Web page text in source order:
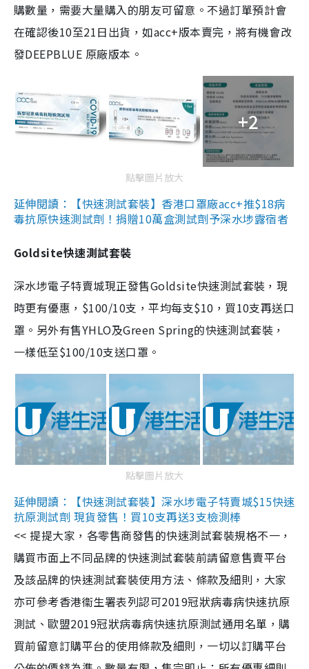
購數量，需要大量購入的朋友可留意。不過訂單預計會
在確認後10至21日出貨，如acc+版本賣完，將有機會改
發DEEPBLUE 原廠版本。
+2
點擊圖片放大
延伸閱讀：【快速測試套裝】香港口罩廠acc+推$18病
毒抗原快速測試劑！捐贈10萬盒測試劑予深水埗露宿者
Goldsite快速測試套裝
深水埗電子特賣城現正發售Goldsite快速測試套裝，現
時更有優惠，$100/10支，平均每支$10，買10支再送口
罩。另外有售YHLO及Green Spring的快速測試套裝，
一樣低至$100/10支送口罩。
點擊圖片放大
延伸閱讀：【快速測試套裝】深水埗電子特賣城$15快速
抗原測試劑 現貨發售！買10支再送3支檢測棒
<< 提提大家，各零售商發售的快速測試套裝規格不一，
購買市面上不同品牌的快速測試套裝前請留意售賣平台
及該品牌的快速測試套裝使用方法、條款及細則，大家
亦可參考香港衞生署表列認可2019冠狀病毒病快速抗原
測試、歐盟2019冠狀病毒病快速抗原測試通用名單，購
買前留意訂購平台的使用條款及細則，一切以訂購平台